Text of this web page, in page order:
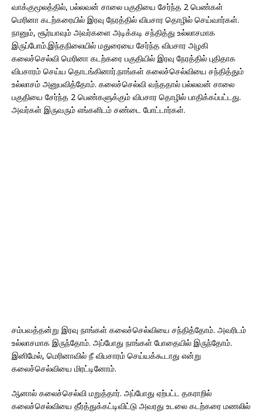
வாக்குமூலத்தில், பல்லவன் சாலை பகுதியை சேர்ந்த 2 பெண்கள்
மெரினா கடற்கரையில் இரவு நேரத்தில் விபசார தொழில் செய்வார்கள்.
நானும், சூர்யாவும் அவர்களை அடிக்கடி சந்தித்து உல்லாசமாக
இருப்போம்.இந்தநிலையில் மதுரையை சேர்ந்த விபசார அழகி
கலைச்செல்வி மெரினா கடற்கரை பகுதியில் இரவு நேரத்தில் புதிதாக
விபசாரம் செய்ய தொடங்கினார்.நாங்கள் கலைச்செல்வியை சந்தித்தும்
உல்லாசம் அனுபவித்தோம். கலைச்செல்வி வந்ததால் பல்லவன் சாலை
பகுதியை சேர்ந்த 2 பெண்களுக்கும் விபசார தொழில் பாதிக்கப்பட்டது.
அவர்கள் இருவரும் எங்களிடம் சண்டை போட்டார்கள்.
சம்பவத்தன்று இரவு நாங்கள் கலைச்செல்வியை சந்தித்தோம். அவரிடம்
உல்லாசமாக இருந்தோம். அப்போது நாங்கள் போதையில் இருந்தோம்.
இனிமேல், மெரினாவில் நீ விபசாரம் செய்யக்கூடாது என்று
கலைச்செல்வியை மிரட்டினோம்.
ஆனால் கலைச்செல்வி மறுத்தார். அப்போது ஏற்பட்ட தகராறில்
கலைச்செல்வியை தீர்த்துக்கட்டிவிட்டு அவரது உடலை கடற்கரை மணலில்